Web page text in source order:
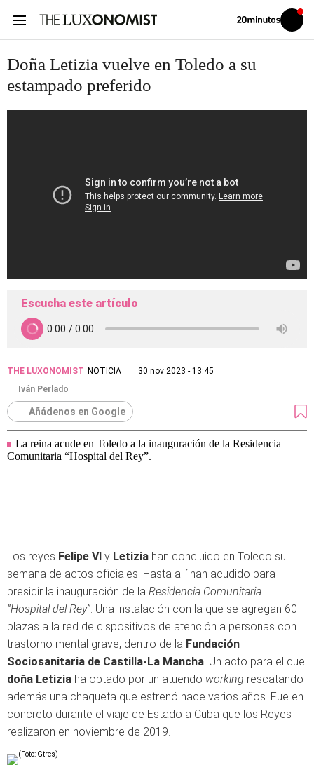
Volver
Iniciar
sesión
Doña Letizia vuelve en Toledo a su
estampado preferido
Escucha este artículo
THE LUXONOMIST NOTICIA
30 nov 2023 - 13:45
Iván Perlado
Añádenos en Google
La reina acude en Toledo a la inauguración de la Residencia
Comunitaria “Hospital del Rey”.
Los reyes Felipe VI y Letizia han concluido en Toledo su
semana de actos oficiales. Hasta allí han acudido para
presidir la inauguración de la Residencia Comunitaria
“Hospital del Rey”. Una instalación con la que se agregan 60
plazas a la red de dispositivos de atención a personas con
trastorno mental grave, dentro de la Fundación
Sociosanitaria de Castilla-La Mancha . Un acto para el que
doña Letizia ha optado por un atuendo working rescatando
además una chaqueta que estrenó hace varios años. Fue en
concreto durante el viaje de Estado a Cuba que los Reyes
realizaron en noviembre de 2019.